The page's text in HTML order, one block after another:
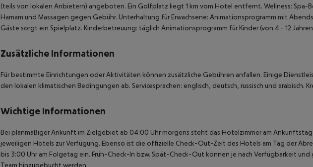
(teils von lokalen Anbietern) angeboten. Ein Golfplatz liegt 1 km vom Hotel entfernt. Wellness: Spa-
Hamam und Massagen gegen Gebühr. Unterhaltung für Erwachsene: Animationsprogramm mit
Gäste sorgt ein Spielplatz. Kinderbetreuung: täglich Animationsprogramm für Kinder (von 4 - 12
Zusätzliche Informationen
Für bestimmte Einrichtungen oder Aktivitäten können zusätzliche Gebühren anfallen. Einige
den lokalen klimatischen Bedingungen ab. Servicesprachen: englisch, deutsch, russisch und arabisch.
Wichtige Informationen
Bei planmäßiger Ankunft im Zielgebiet ab 04:00 Uhr morgens steht das Hotelzimmer am
jeweiligen Hotels zur Verfügung. Ebenso ist die offizielle Check-Out-Zeit des Hotels am Tag der
bis 3:00 Uhr am Folgetag ein. Früh-Check-In bzw. Spät-Check-Out können je nach Verfügbarkeit und
Team hinzugebucht werden.